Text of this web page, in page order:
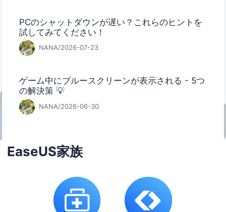
PCのシャットダウンが遅い？これらのヒントを
試してみてください！
NANA/2026-07-23
ゲーム中にブルースクリーンが表示される - 5つ
の解決策 💡
NANA/2026-06-30
EaseUS家族